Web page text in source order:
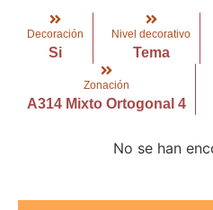
Decoración
Si
Nivel decorativo
Tema
Zonación
A314 Mixto Ortogonal 4
No se han